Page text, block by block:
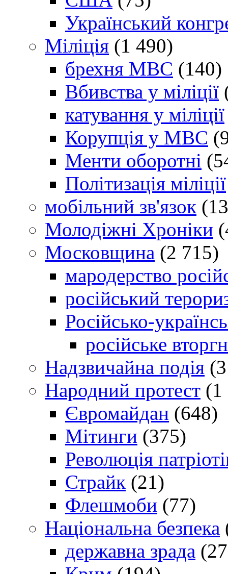
Український
Міліція (1 490)
брехня МВС (140)
Вбивства у міліції
катування у міліції
Корупція у МВС
Менти оборотні
Політизація міліції
мобільний зв'язок
Молодіжні Хроніки
Московщина (2 715)
мародерство
російський
Російсько-
російське
Надзвичайна подія
Народний протест (1
Євромайдан (648)
Мітинги (375)
Революція
Страйк (21)
Флешмоби (77)
Національна безпека
державна зрада